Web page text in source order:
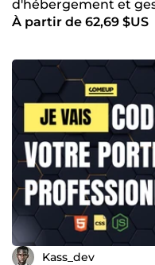
d'hébergement et
LMS
À partir de 62,69 $US
Kass_dev